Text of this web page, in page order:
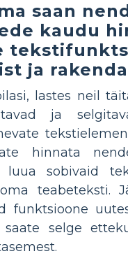
saan
kaudu
ja
lastes neil
ja
hinnata
luua sobivaid
teabeteksti.
funktsioone
saate selge